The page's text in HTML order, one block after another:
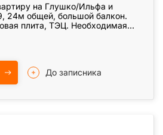
на Глушко/Ильфа и
24м общей, большой балкон.
плита, ТЭЦ. Необходимая
До записника